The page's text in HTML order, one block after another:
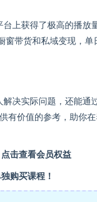
上获得了极高的播放
带货和私域变现，
决实际问题，还能通
有价值的参考，助你
击查看会员权益
购买课程！